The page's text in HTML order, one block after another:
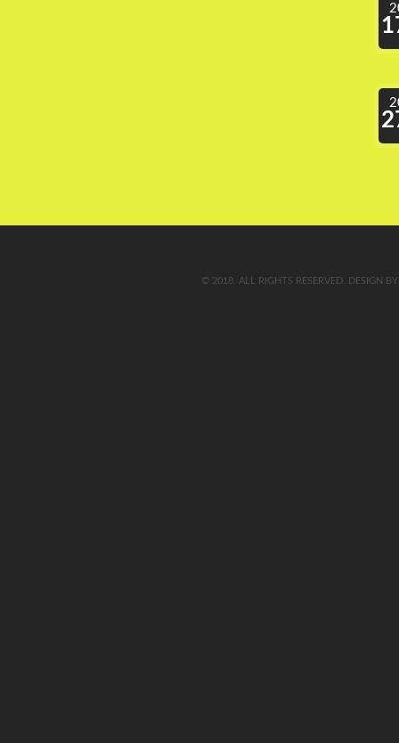
© 2018. ALL RIGHTS RESERVED. DESIGN